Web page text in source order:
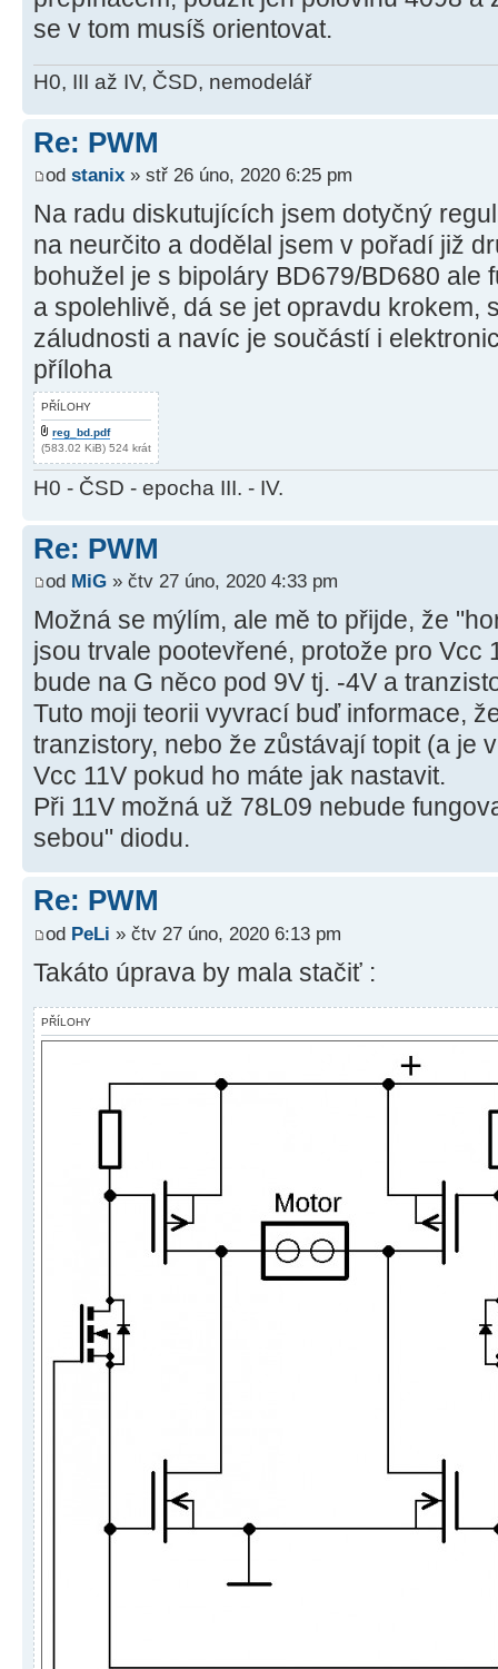
se v tom musíš orientovat.
H0, III až IV, ČSD, nemodelář
Re: PWM
od stanix » stř 26 úno, 2020 6:25 pm
Na radu diskutujících jsem dotyčný
na neurčito a dodělal jsem v pořadí již
bohužel je s bipoláry BD679/BD680 ale
a spolehlivě, dá se jet opravdu krokem,
záludnosti a navíc je součástí i
příloha
PŘÍLOHY
reg_bd.pdf
(583.02 KiB) 524 krát
H0 - ČSD - epocha III. - IV.
Re: PWM
od MiG » čtv 27 úno, 2020 4:33 pm
Možná se mýlím, ale mě to přijde, že
jsou trvale pootevřené, protože pro Vcc
bude na G něco pod 9V tj. -4V a
Tuto moji teorii vyvrací buď informace,
tranzistory, nebo že zůstávají topit (a je
Vcc 11V pokud ho máte jak nastavit.
Při 11V možná už 78L09 nebude
sebou" diodu.
Re: PWM
od PeLi » čtv 27 úno, 2020 6:13 pm
Takáto úprava by mala stačiť :
PŘÍLOHY